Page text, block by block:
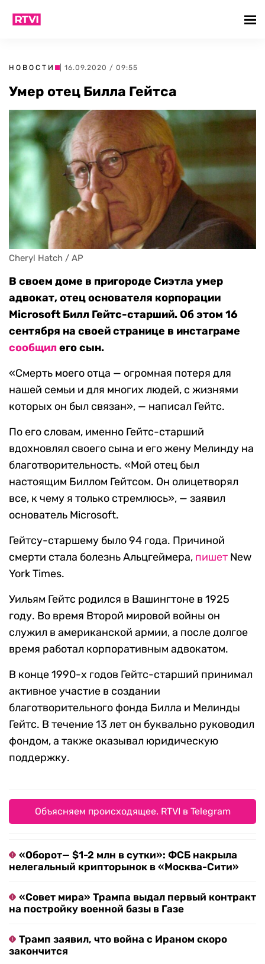
НОВОСТИ | 16.09.2020 / 09:55
Умер отец Билла Гейтса
Cheryl Hatch / AP
В своем доме в пригороде Сиэтла умер
адвокат, отец основателя корпорации
Microsoft Билл Гейтс-старший. Об этом 16
сентября на своей странице в инстаграме
сообщилего сын.
«Смерть моего отца — огромная потеря для
нашей семьи и для многих людей, с жизнями
которых он был связан», — написал Гейтс.
По его словам, именно Гейтс-старший
вдохновлял своего сына и его жену Мелинду на
благотворительность. «Мой отец был
настоящим Биллом Гейтсом. Он олицетворял
все, к чему я только стремлюсь», — заявил
основатель Microsoft.
Гейтсу-старшему было 94 года. Причиной
смерти стала болезнь Альцгеймера, пишет New
York Times.
Уильям Гейтс родился в Вашингтоне в 1925
году. Во время Второй мировой войны он
служил в американской армии, а после долгое
время работал корпоративным адвокатом.
В конце 1990-х годов Гейтс-старший принимал
активное участие в создании
благотворительного фонда Билла и Мелинды
Гейтс. В течение 13 лет он буквально руководил
фондом, а также оказывал юридическую
поддержку.
Объясняем происходящее. RTVI в Telegram
«Оборот— $1-2 млн в сутки»: ФСБ накрыла
нелегальный крипторынок в «Москва-Сити»
«Совет мира» Трампа выдал первый контракт
на постройку военной базы в Газе
Трамп заявил, что война с Ираном скоро
закончится